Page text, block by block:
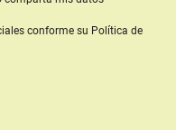
conforme su Política de